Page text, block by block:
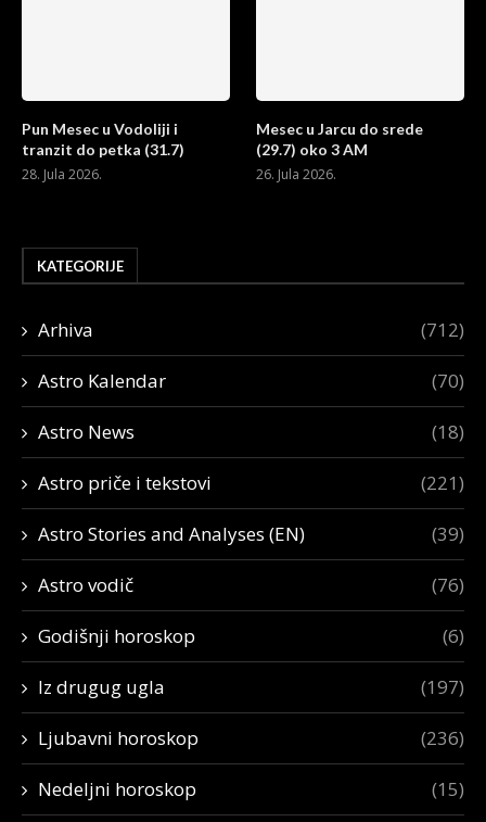
Pun Mesec u Vodoliji i
tranzit do petka (31.7)
28. Jula 2026.
Mesec u Jarcu do srede
(29.7) oko 3 AM
26. Jula 2026.
KATEGORIJE
Arhiva (712)
Astro Kalendar (70)
Astro News (18)
Astro priče i tekstovi (221)
Astro Stories and Analyses (EN) (39)
Astro vodič (76)
Godišnji horoskop (6)
Iz drugug ugla (197)
Ljubavni horoskop (236)
Nedeljni horoskop (15)